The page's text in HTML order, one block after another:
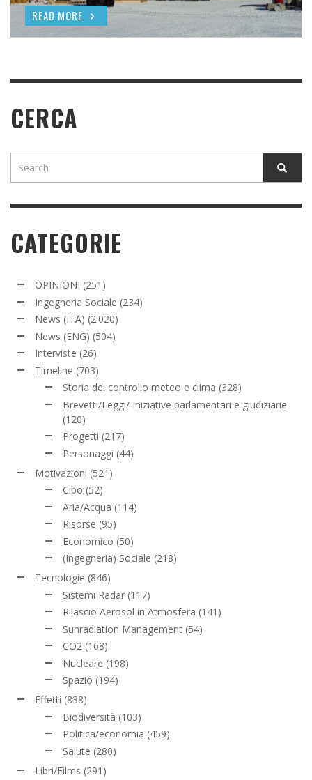
READ MORE
READ MORE
CERCA
CATEGORIE
OPINIONI (251)
Ingegneria Sociale (234)
News (ITA) (2.020)
News (ENG) (504)
Interviste (26)
Timeline (703)
Storia del controllo meteo e clima (328)
Brevetti/Leggi/ Iniziative parlamentari e giudiziarie
(120)
Progetti (217)
Personaggi (44)
Motivazioni (521)
Cibo (52)
Aria/Acqua (114)
Risorse (95)
Economico (50)
(Ingegneria) Sociale (218)
Tecnologie (846)
Sistemi Radar (117)
Rilascio Aerosol in Atmosfera (141)
Sunradiation Management (54)
CO2 (168)
Nucleare (198)
Spazio (194)
Effetti (838)
Biodiversità (103)
Politica/economia (459)
Salute (280)
Libri/Films (291)